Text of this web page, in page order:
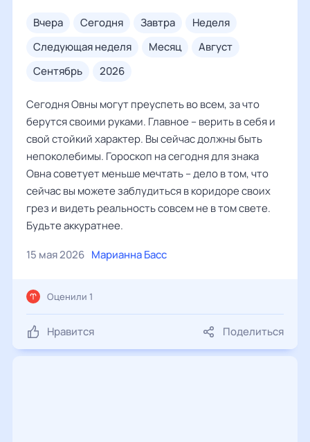
вчера сегодня завтра
неделя
следующая неделя
месяц
август
сентябрь
2026
Сегодня Овны могут преуспеть во всем, за что
берутся своими руками. Главное – верить в себя и
свой стойкий характер. Вы сейчас должны быть
непоколебимы. Гороскоп на сегодня для знака
Овна советует меньше мечтать – дело в том, что
сейчас вы можете заблудиться в коридоре своих
грез и видеть реальность совсем не в том свете.
Будьте аккуратнее.
15 мая 2026 Марианна Басс
Нравится Поделиться
Оценили 1